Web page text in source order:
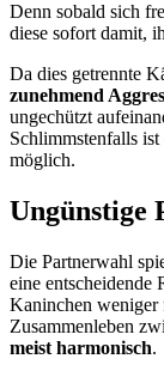
Denn sobald sich
diese sofort damit,
Da dies getrennte
zunehmend
ungechützt
Schlimmstenfalls
möglich.
Ungünstige
Die Partnerwahl
eine entscheidende
Kaninchen weniger
Zusammenleben
meist harmonisch.